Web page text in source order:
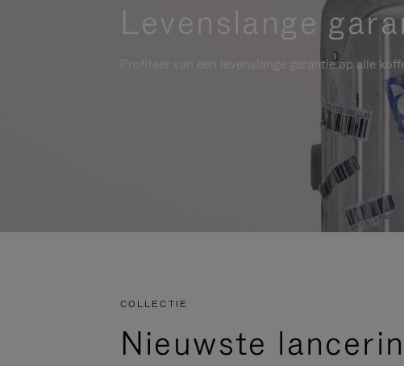
Levenslange
Profiteer van een levenslange garantie op alle
COLLECTIE
Nieuwste